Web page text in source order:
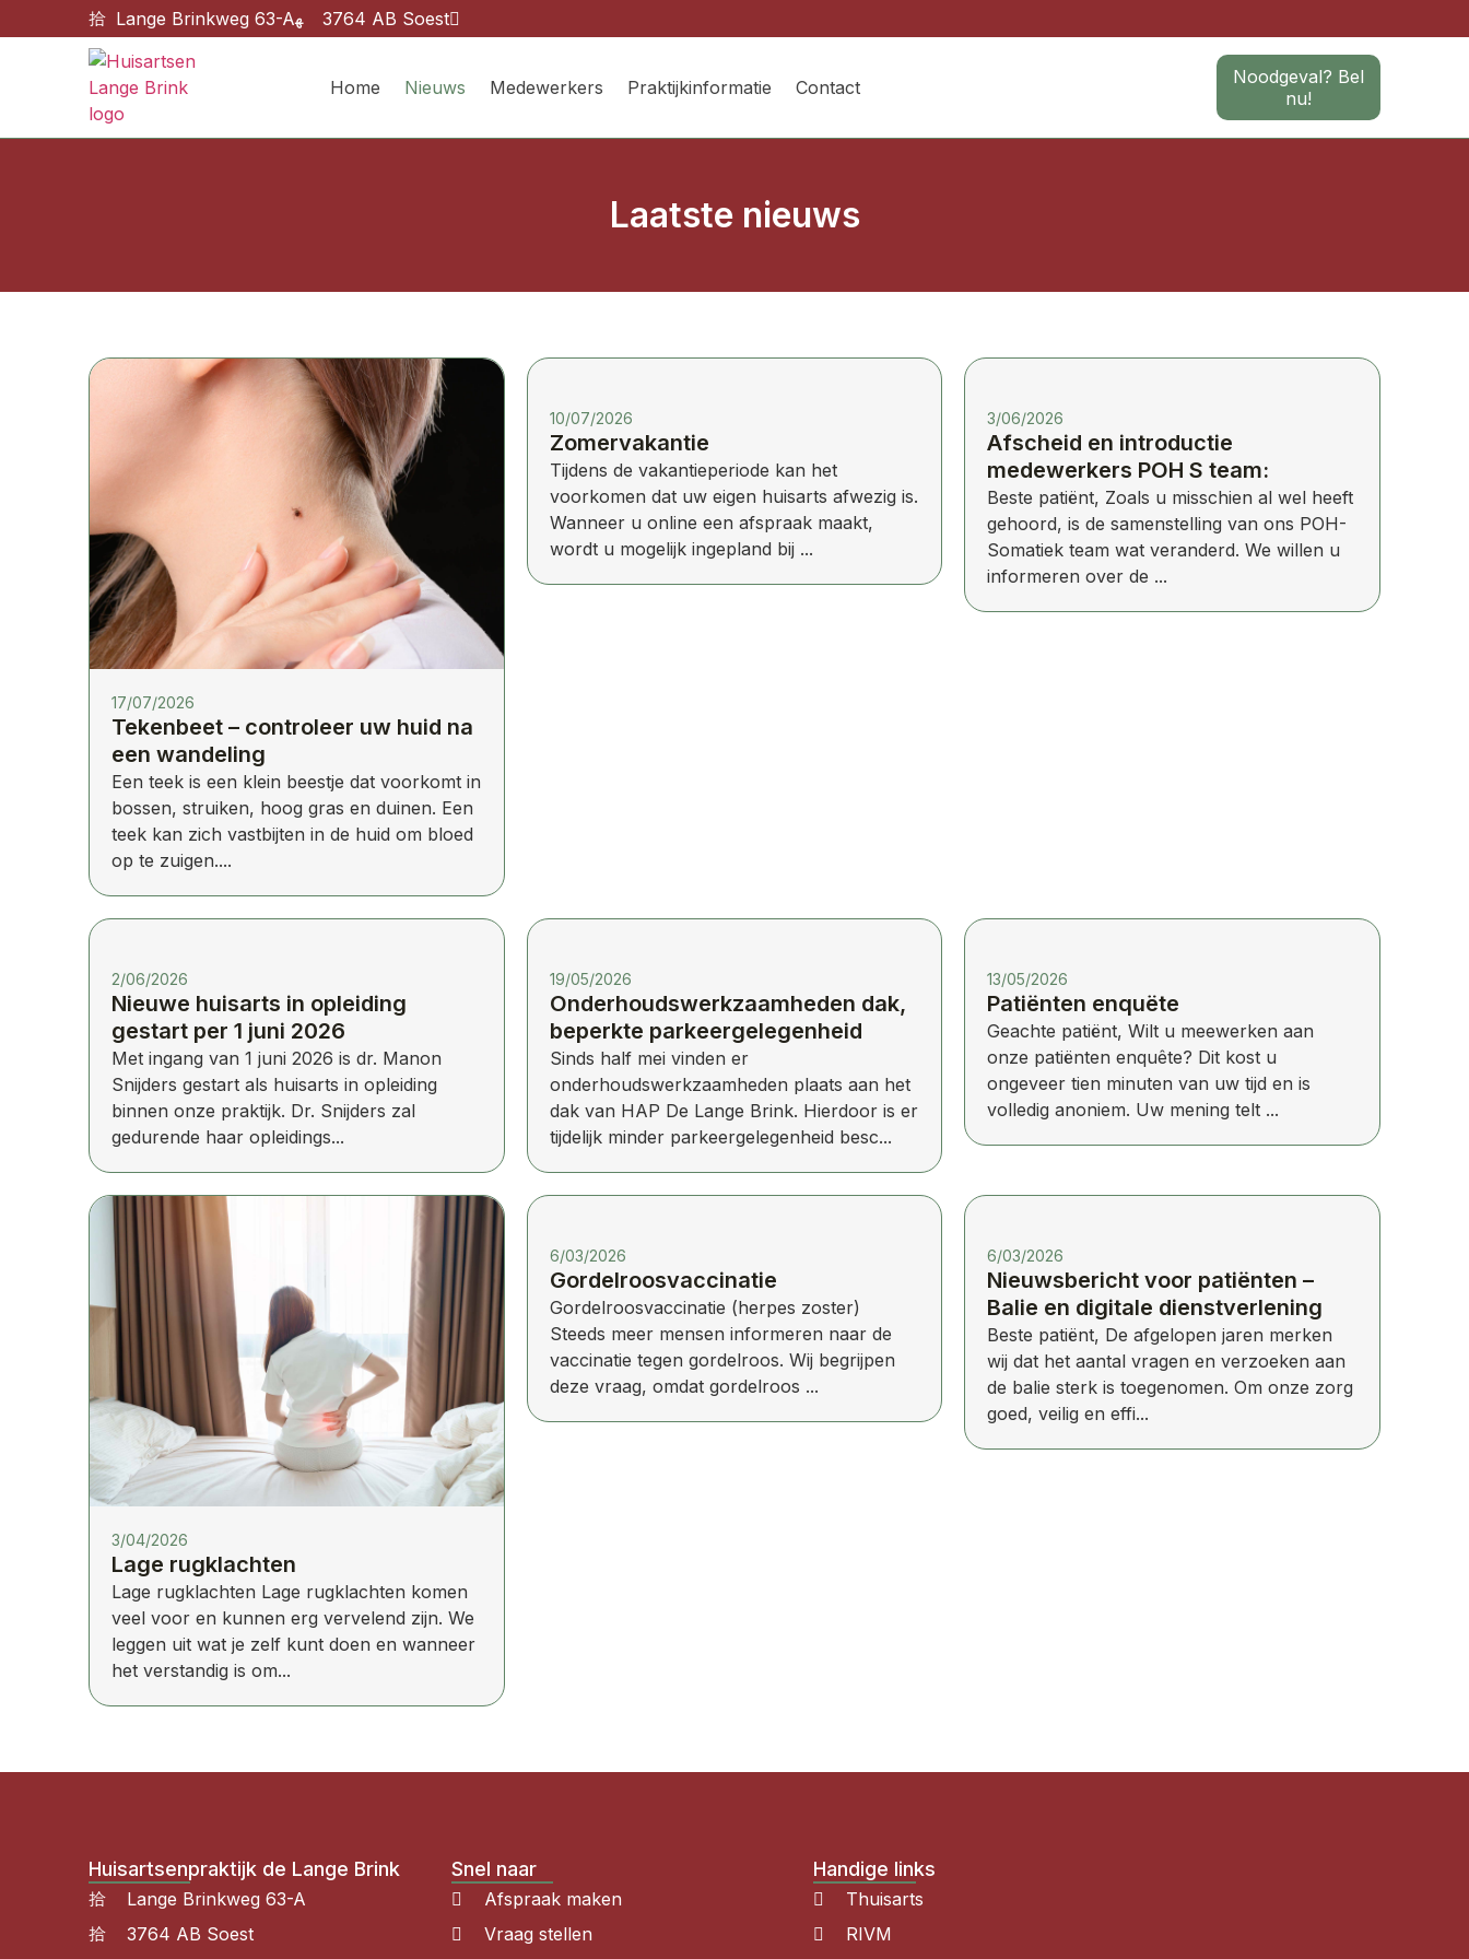
Lange Brinkweg 63-A 3764 AB Soest
Home Nieuws Medewerkers Praktijkinformatie Contact
Noodgeval? Bel
nu!
Laatste nieuws
17/07/2026
Tekenbeet – controleer uw huid na
een wandeling
Een teek is een klein beestje dat voorkomt in
bossen, struiken, hoog gras en duinen. Een
teek kan zich vastbijten in de huid om bloed
op te zuigen....
10/07/2026
Zomervakantie
Tijdens de vakantieperiode kan het
voorkomen dat uw eigen huisarts afwezig is.
Wanneer u online een afspraak maakt,
wordt u mogelijk ingepland bij ...
3/06/2026
Afscheid en introductie
medewerkers POH S team:
Beste patiënt, Zoals u misschien al wel heeft
gehoord, is de samenstelling van ons POH-
Somatiek team wat veranderd. We willen u
informeren over de ...
2/06/2026
Nieuwe huisarts in opleiding
gestart per 1 juni 2026
Met ingang van 1 juni 2026 is dr. Manon
Snijders gestart als huisarts in opleiding
binnen onze praktijk. Dr. Snijders zal
gedurende haar opleidings...
19/05/2026
Onderhoudswerkzaamheden dak,
beperkte parkeergelegenheid
Sinds half mei vinden er
onderhoudswerkzaamheden plaats aan het
dak van HAP De Lange Brink. Hierdoor is er
tijdelijk minder parkeergelegenheid besc...
13/05/2026
Patiënten enquëte
Geachte patiënt, Wilt u meewerken aan
onze patiënten enquête? Dit kost u
ongeveer tien minuten van uw tijd en is
volledig anoniem. Uw mening telt ...
3/04/2026
Lage rugklachten
Lage rugklachten Lage rugklachten komen
veel voor en kunnen erg vervelend zijn. We
leggen uit wat je zelf kunt doen en wanneer
het verstandig is om...
6/03/2026
Gordelroosvaccinatie
Gordelroosvaccinatie (herpes zoster)
Steeds meer mensen informeren naar de
vaccinatie tegen gordelroos. Wij begrijpen
deze vraag, omdat gordelroos ...
6/03/2026
Nieuwsbericht voor patiënten –
Balie en digitale dienstverlening
Beste patiënt, De afgelopen jaren merken
wij dat het aantal vragen en verzoeken aan
de balie sterk is toegenomen. Om onze zorg
goed, veilig en effi...
Huisartsenpraktijk de Lange Brink
Lange Brinkweg 63-A
3764 AB Soest
Snel naar
Afspraak maken
Vraag stellen
Handige links
Thuisarts
RIVM